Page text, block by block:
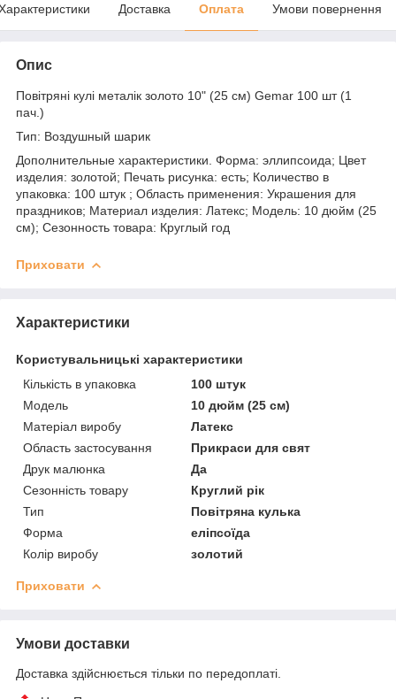
Доставка Оплата Умови повернення
Опис
Повітряні кулі металік золото 10" (25 см) Gemar 100 шт (1
пач.)
Тип: Воздушный шарик
Дополнительные характеристики. Форма: эллипсоида; Цвет
изделия: золотой; Печать рисунка: есть; Количество в
упаковка: 100 штук ; Область применения: Украшения для
праздников; Материал изделия: Латекс; Модель: 10 дюйм (25
см); Сезонность товара: Круглый год
Приховати
Характеристики
Користувальницькі характеристики
Кількість в упаковка
100 штук
Мoдель
10 дюйм (25 см)
Матеріал виробу
Латекс
Область застосування
Прикраси для свят
Друк малюнка
Да
Сезонність товару
Круглий рік
Тип
Повітряна кулька
Форма
еліпсоїда
Колір виробу
золотий
Приховати
Умови доставки
Доставка здійснюється тільки по передоплаті.